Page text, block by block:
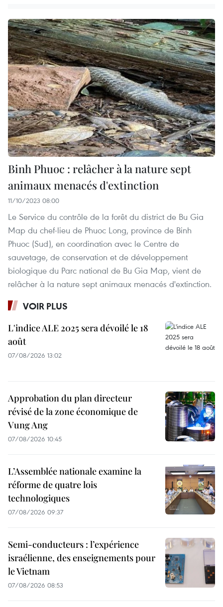
Binh Phuoc : relâcher à la nature sept
animaux menacés d'extinction
11/10/2023 08:00
Le Service du contrôle de la forêt du district de Bu Gia
Map du chef-lieu de Phuoc Long, province de Binh
Phuoc (Sud), en coordination avec le Centre de
sauvetage, de conservation et de développement
biologique du Parc national de Bu Gia Map, vient de
relâcher à la nature sept animaux menacés d'extinction.
VOIR PLUS
L'indice ALE 2025 sera dévoilé le 18
août
07/08/2026 13:02
Approbation du plan directeur
révisé de la zone économique de
Vung Ang
07/08/2026 10:45
L’Assemblée nationale examine la
réforme de quatre lois
technologiques
07/08/2026 09:37
Semi-conducteurs : l’expérience
israélienne, des enseignements pour
le Vietnam
07/08/2026 08:53